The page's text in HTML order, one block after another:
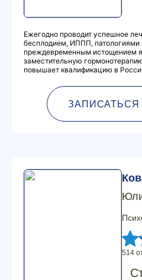
Ежегодно проводит успешное
бесплодием, ИППП, патологиями
преждевременным истощением
заместительную
повышает квалификацию в
ЗАПИСАТЬСЯ
514